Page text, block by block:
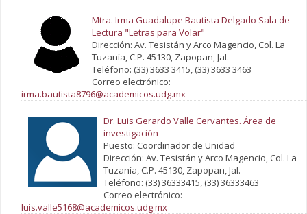
Mtra. Irma Guadalupe Bautista Delgado Sala de
Lectura "Letras para Volar"
Dirección: Av. Tesistán y Arco Magencio, Col. La
Tuzanía, C.P. 45130, Zapopan, Jal.
Teléfono: (33) 3633 3415, (33) 3633 3463
Correo electrónico:
irma.bautista8796@academicos.udg.mx
Dr. Luis Gerardo Valle Cervantes. Área de
investigación
Puesto: Coordinador de Unidad
Dirección: Av. Tesistán y Arco Magencio, Col. La
Tuzanía, C.P. 45130, Zapopan, Jal.
Teléfono: (33) 36333415, (33) 36333463
Correo electrónico:
luis.valle5168@academicos.udg.mx